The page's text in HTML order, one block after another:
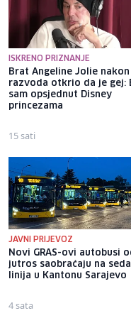
ISKRENO PRIZNANJE
Brat Angeline Jolie nakon
razvoda otkrio da je gej:
sam opsjednut Disney
princezama
15 sati
JAVNI PRIJEVOZ
Novi GRAS-ovi autobusi
jutros saobraćaju na
linija u Kantonu Sarajevo
4 sata